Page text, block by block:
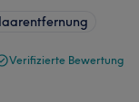
Verifizierte Bewertung